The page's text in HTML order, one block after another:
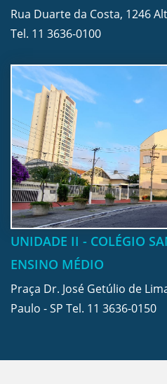
Rua Duarte da Costa, 1246
Tel. 11 3636-0100
UNIDADE II - COLÉGIO
ENSINO MÉDIO
Praça Dr. José Getúlio de
Paulo - SP Tel. 11 3636-0150